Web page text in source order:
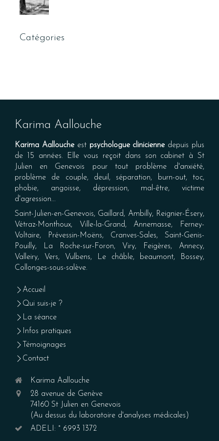
Catégories
Karima Aallouche
Karima Aalloucheest psychologue clinicienne depuis plus
de 15 années. Elle vous reçoit dans son cabinet à St
Julien en Genevois pour tout problème d'anxiété,
problème de couple, deuil, séparation, burn-out, toc,
phobie, angoisse, dépression, mal-être, victime
d'agression...
Saint-Julien-en-Genevois, Gaillard, Ambilly, Reignier-Ésery,
Vétraz-Monthoux, Ville-la-Grand, Annemasse, Ferney-
Voltaire, Prévessin-Moëns, Cranves-Sales, Saint-Genis-
Pouilly, La Roche-sur-Foron, Viry, Feigères, Annecy,
Valleiry, Vers, Vulbens, Le châble, beaumont, Bossey,
Collonges-sous-salève.
Accueil
Qui suis-je ?
La séance
Infos pratiques
Témoignages
Contact
Karima Aallouche
28 avenue de Genève
74160 St Julien en Genevois
(Au dessus du laboratoire d'analyses médicales)
ADELI: ° 6993 1372